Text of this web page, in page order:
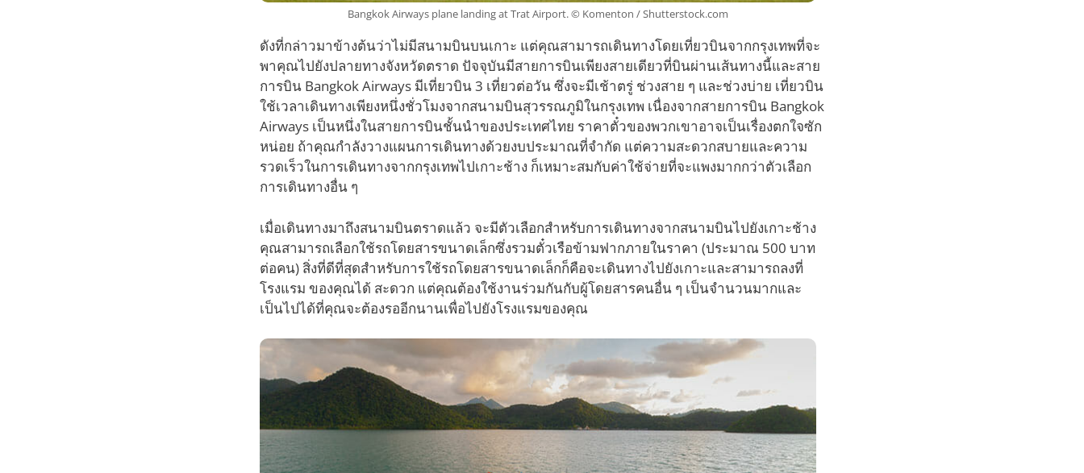
Bangkok Airways plane landing at Trat Airport. © Komenton / Shutterstock.com
ดังที่กล่าวมาข้างต้นว่าไม่มีสนามบินบนเกาะ แต่คุณสามารถเดินทางโดยเที่ยวบินจากกรุงเทพที่จะ
พาคุณไปยังปลายทางจังหวัดตราด ปัจจุบันมีสายการบินเพียงสายเดียวที่บินผ่านเส้นทางนี้และสาย
การบิน Bangkok Airways มีเที่ยวบิน 3 เที่ยวต่อวัน ซึ่งจะมีเช้าตรู่ ช่วงสาย ๆ และช่วงบ่าย เที่ยวบิน
ใช้เวลาเดินทางเพียงหนึ่งชั่วโมงจากสนามบินสุวรรณภูมิในกรุงเทพ เนื่องจากสายการบิน Bangkok
Airways เป็นหนึ่งในสายการบินชั้นนำของประเทศไทย ราคาตั๋วของพวกเขาอาจเป็นเรื่องตกใจซัก
หน่อย ถ้าคุณกำลังวางแผนการเดินทางด้วยงบประมาณที่จำกัด แต่ความสะดวกสบายและความ
รวดเร็วในการเดินทางจากกรุงเทพไปเกาะช้าง ก็เหมาะสมกับค่าใช้จ่ายที่จะแพงมากกว่าตัวเลือก
การเดินทางอื่น ๆ
เมื่อเดินทางมาถึงสนามบินตราดแล้ว จะมีตัวเลือกสำหรับการเดินทางจากสนามบินไปยังเกาะช้าง
คุณสามารถเลือกใช้รถโดยสารขนาดเล็กซึ่งรวมตั๋วเรือข้ามฟากภายในราคา (ประมาณ 500 บาท
ต่อคน) สิ่งที่ดีที่สุดสำหรับการใช้รถโดยสารขนาดเล็กก็คือจะเดินทางไปยังเกาะและสามารถลงที่
โรงแรม ของคุณได้ สะดวก แต่คุณต้องใช้งานร่วมกันกับผู้โดยสารคนอื่น ๆ เป็นจำนวนมากและ
เป็นไปได้ที่คุณจะต้องรออีกนานเพื่อไปยังโรงแรมของคุณ